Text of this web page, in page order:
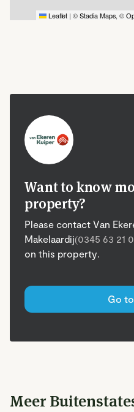
Leaflet | ©Stadia Maps, ©
Want to know
property?
Please contact Van
Makelaardij(0345 63 21
on this property.
Go
Meer